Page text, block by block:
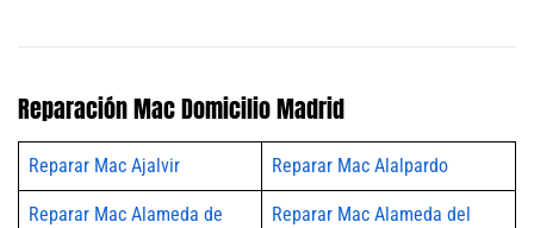
Reparación Mac Domicilio Madrid
Reparar Mac Ajalvir Reparar Mac Alalpardo
Reparar Mac Alameda de
Reparar Mac Alameda del